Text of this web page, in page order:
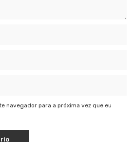
navegador para a próxima vez que eu